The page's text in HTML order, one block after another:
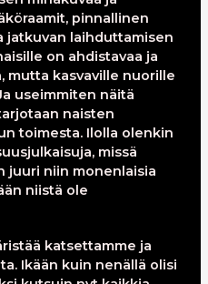
pinnallinen
jatkuvan laihduttamisen
on ahdistavaa ja
mutta kasvaville nuorille
useimmiten näitä
naisten
toimesta. Ilolla olenkin
missä
juuri niin monenlaisia
niistä ole
katsettamme ja
Ikään kuin nenällä olisi